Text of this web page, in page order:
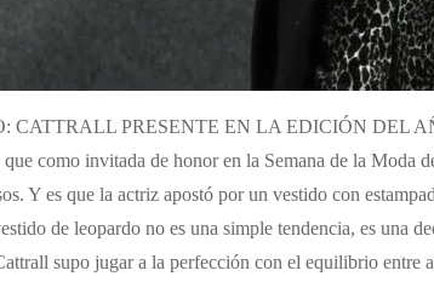
CATTRALL PRESENTE EN LA EDICIÓN DEL
como invitada de honor en la Semana de la Moda
Y es que la actriz apostó por un vestido con
de leopardo no es una simple tendencia, es una
supo jugar a la perfección con el equilibrio entre